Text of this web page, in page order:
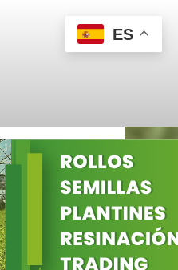
ES